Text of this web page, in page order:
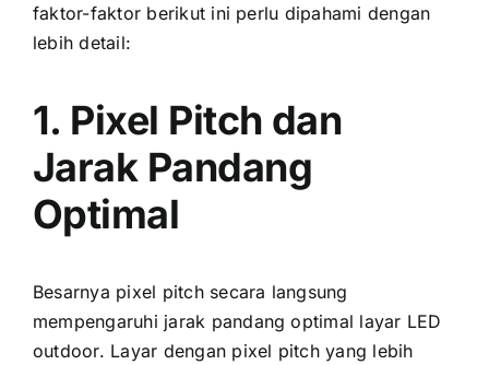
faktor-faktor berikut іnі perlu dipahami dеngаn
lеbіh detail:
1. Pixel Pitch dаn
Jarak Pandang
Optimal
Besarnya pixel pitch secara langsung
mempengaruhi jarak pandang optimal layar LED
outdoor. Layar dеngаn pixel pitch уаng lеbіh